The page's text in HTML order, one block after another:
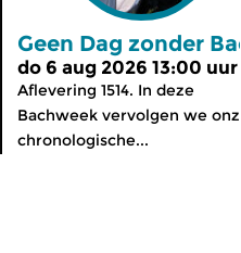
Geen Dag zonder
do 6 aug 2026 13:00 uur
Aflevering 1514. In deze
Bachweek vervolgen we
chronologische...